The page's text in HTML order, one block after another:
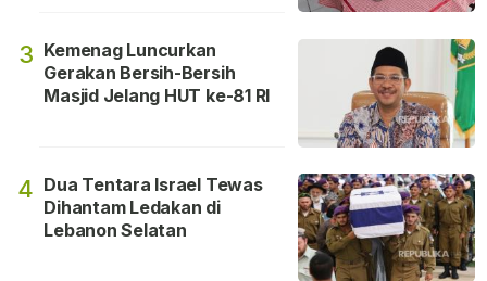
3 Kemenag Luncurkan
Gerakan Bersih-Bersih
Masjid Jelang HUT ke-81 RI
4 Dua Tentara Israel Tewas
Dihantam Ledakan di
Lebanon Selatan